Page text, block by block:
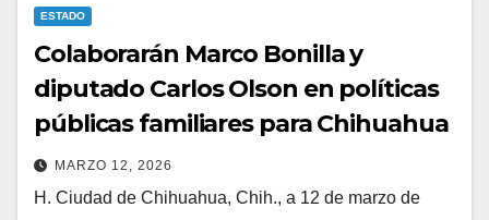
ESTADO
Colaborarán Marco Bonilla y
diputado Carlos Olson en políticas
públicas familiares para Chihuahua
MARZO 12, 2026
H. Ciudad de Chihuahua, Chih., a 12 de marzo de